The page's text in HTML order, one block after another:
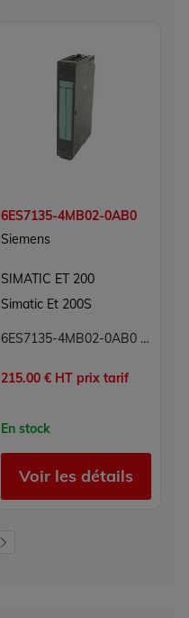
6ES7135-4MB02-0AB0
Siemens
SIMATIC ET 200
Simatic Et 200S
6ES7135-4MB02-0AB0 Module électronique Simatic ET 200 Siemens
215.00 € HT prix tarif
En stock
Voir les détails